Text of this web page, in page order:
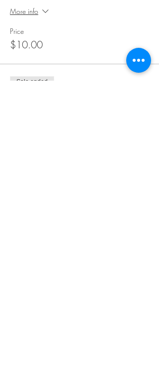
More info
Price
$10.00
Sale ended